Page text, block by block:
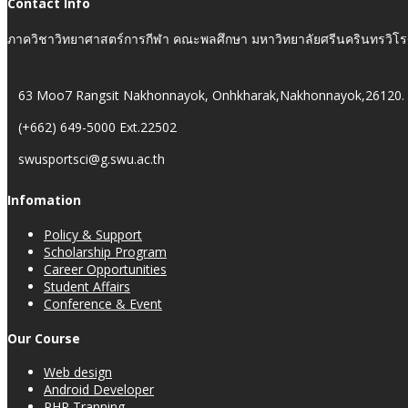
ภาควิชาวิทยาศาสตร์การกีฬา คณะพลศึกษา มหาวิทยาลัยศรีนครินทรวิโ
63 Moo7 Rangsit Nakhonnayok, Onhkharak,Nakhonnayok,26120.
(+662) 649-5000 Ext.22502
swusportsci@g.swu.ac.th
Infomation
Policy & Support
Scholarship Program
Career Opportunities
Student Affairs
Conference & Event
Our Course
Web design
Android Developer